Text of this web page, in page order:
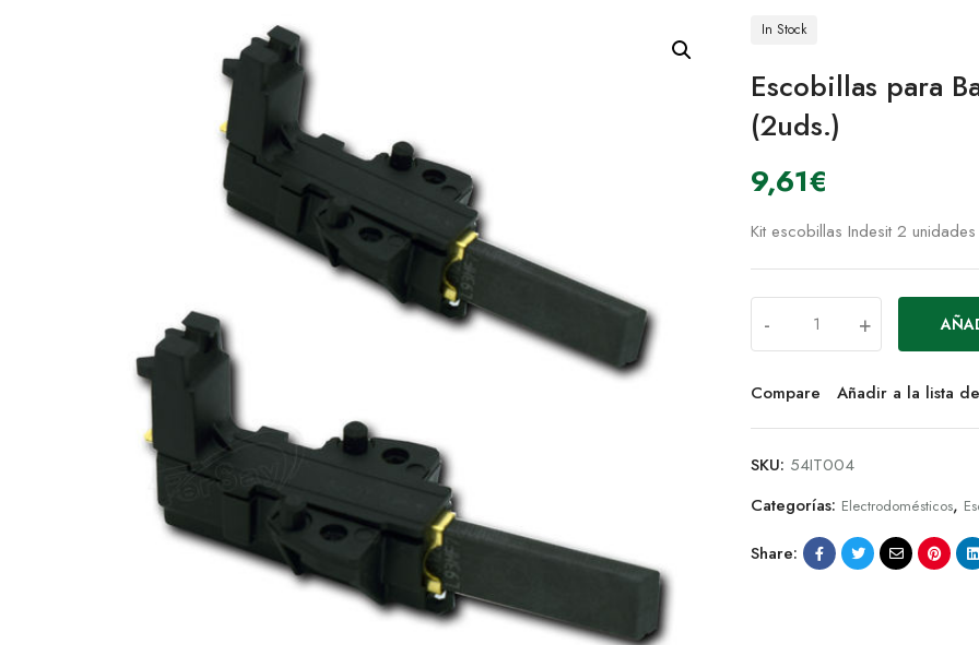
In Stock
Escobillas para
(2uds.)
9,61€
Kit escobillas Indesit 2 unidades
- +
Compare Añadir a la lista
SKU: 54IT004
Categorías: Electrodomésticos,
Share: